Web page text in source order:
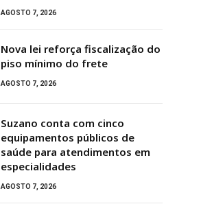
AGOSTO 7, 2026
Nova lei reforça fiscalização do
piso mínimo do frete
AGOSTO 7, 2026
Suzano conta com cinco
equipamentos públicos de
saúde para atendimentos em
especialidades
AGOSTO 7, 2026